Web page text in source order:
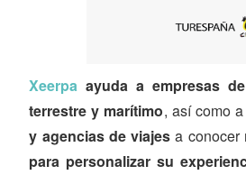
Xeerpa ayuda a empresas
terrestre y marítimo, así como a
y agencias de viajes a conocer
para personalizar su